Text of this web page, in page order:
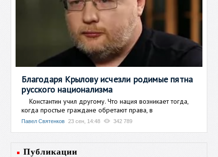
Благодаря Крылову исчезли родимые пятна
русского национализма
Константин учил другому. Что нация возникает тогда,
когда простые граждане обретают права, в
Павел Святенков 23 сен, 14:48 342 789
Публикации